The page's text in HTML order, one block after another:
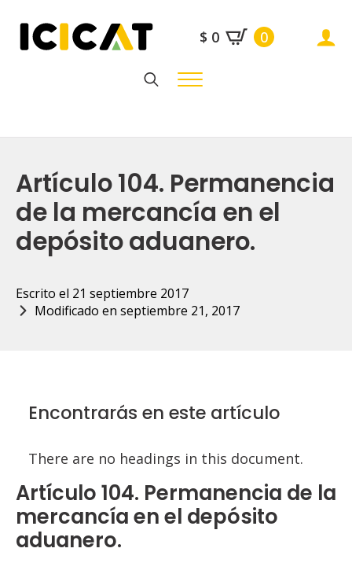
$ 0 0
Artículo 104. Permanencia
de la mercancía en el
depósito aduanero.
Escrito el 21 septiembre 2017
Modificado en septiembre 21, 2017
Encontrarás en este artículo
There are no headings in this document.
Artículo 104. Permanencia de la
mercancía en el depósito
aduanero.